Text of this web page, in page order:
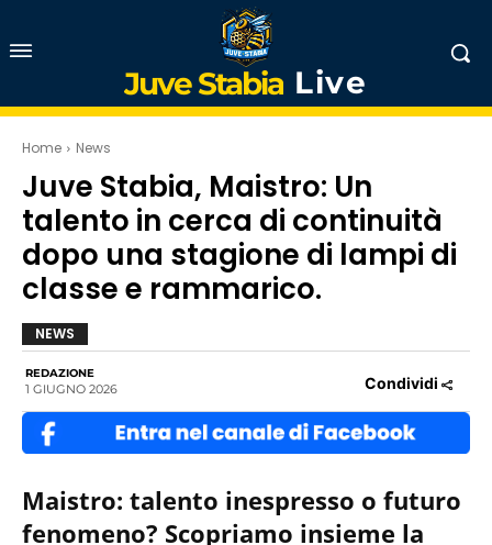
Juve Stabia Live
Home News
Juve Stabia, Maistro: Un
talento in cerca di continuità
dopo una stagione di lampi di
classe e rammarico.
NEWS
REDAZIONE
1 GIUGNO 2026 Condividi
Maistro: talento inespresso o futuro
fenomeno? Scopriamo insieme la